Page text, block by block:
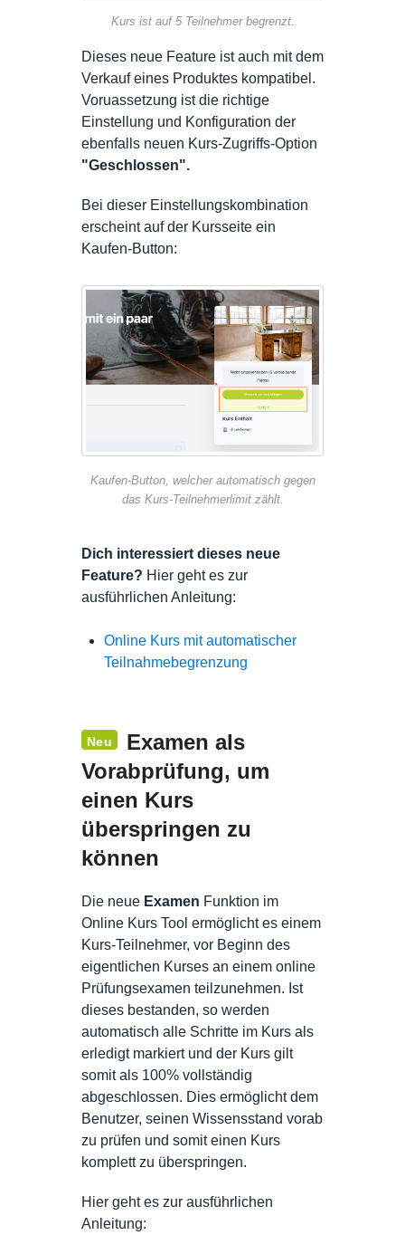
Kurs ist auf 5 Teilnehmer begrenzt.
Dieses neue Feature ist auch mit dem
Verkauf eines Produktes kompatibel.
Voruassetzung ist die richtige
Einstellung und Konfiguration der
ebenfalls neuen Kurs-Zugriffs-Option
"Geschlossen".
Bei dieser Einstellungskombination
erscheint auf der Kursseite ein
Kaufen-Button:
Kaufen-Button, welcher automatisch gegen
das Kurs-Teilnehmerlimit zählt.
Dich interessiert dieses neue
Feature? Hier geht es zur
ausführlichen Anleitung:
Online Kurs mit automatischer
Teilnahmebegrenzung
Neu
Examen als
Vorabprüfung, um
einen Kurs
überspringen zu
können
Die neue Examen Funktion im
Online Kurs Tool ermöglicht es einem
Kurs-Teilnehmer, vor Beginn des
eigentlichen Kurses an einem online
Prüfungsexamen teilzunehmen. Ist
dieses bestanden, so werden
automatisch alle Schritte im Kurs als
erledigt markiert und der Kurs gilt
somit als 100% vollständig
abgeschlossen. Dies ermöglicht dem
Benutzer, seinen Wissensstand vorab
zu prüfen und somit einen Kurs
komplett zu überspringen.
Hier geht es zur ausführlichen
Anleitung: